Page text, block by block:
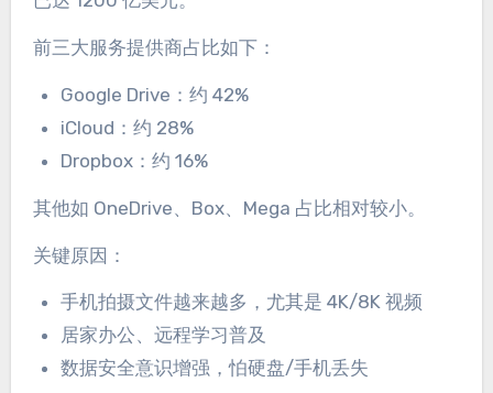
前三大服务提供商占比如下：
Google Drive：约 42%
iCloud：约 28%
Dropbox：约 16%
其他如 OneDrive、Box、Mega 占比相对较小。
关键原因：
手机拍摄文件越来越多，尤其是 4K/8K 视频
居家办公、远程学习普及
数据安全意识增强，怕硬盘/手机丢失